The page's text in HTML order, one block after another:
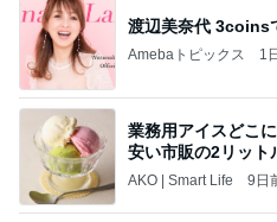
渡辺美奈代 3coins
Amebaトピックス 1
業務用アイスどこ
安い市販の2リット
トレ
AKO | Smart Life 9日